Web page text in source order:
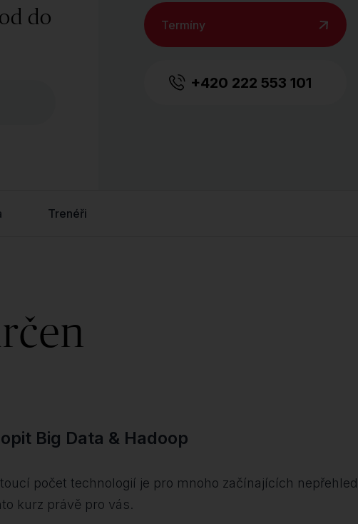
do
Termíny
+420 222 553 101
Trenéři
Big Data & Hadoop
počet technologií je pro mnoho začínajících
kurz právě pro vás.